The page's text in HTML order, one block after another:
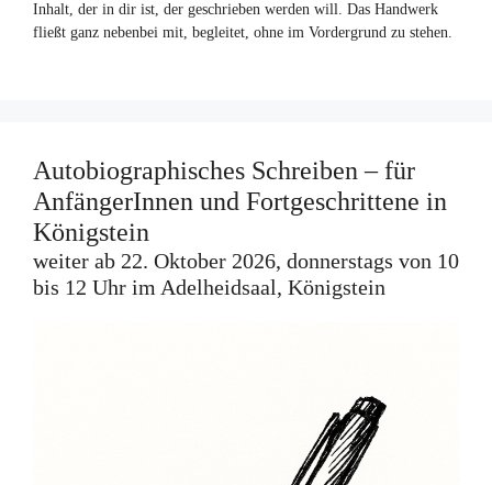
Inhalt, der in dir ist, der geschrieben werden will. Das Handwerk
fließt ganz nebenbei mit, begleitet, ohne im Vordergrund zu stehen.
Autobiographisches Schreiben – für
AnfängerInnen und Fortgeschrittene in
Königstein
weiter ab 22. Oktober 2026, donnerstags von 10
bis 12 Uhr im Adelheidsaal, Königstein